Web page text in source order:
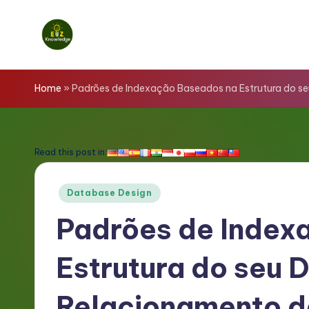
E
z
n
Home » Padrões de Indexação Baseados na Estrutura do
Read this post in:
Posted
Database Design
Padrões de
Estrutura do seu